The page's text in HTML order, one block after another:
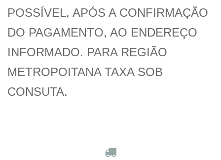
POSSÍVEL, APÓS A CONFIRMAÇÃO
DO PAGAMENTO, AO ENDEREÇO
INFORMADO. PARA REGIÃO
METROPOITANA TAXA SOB
CONSUTA.